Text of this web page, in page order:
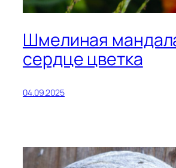
Шмелиная
сердце цветка
04.09.2025